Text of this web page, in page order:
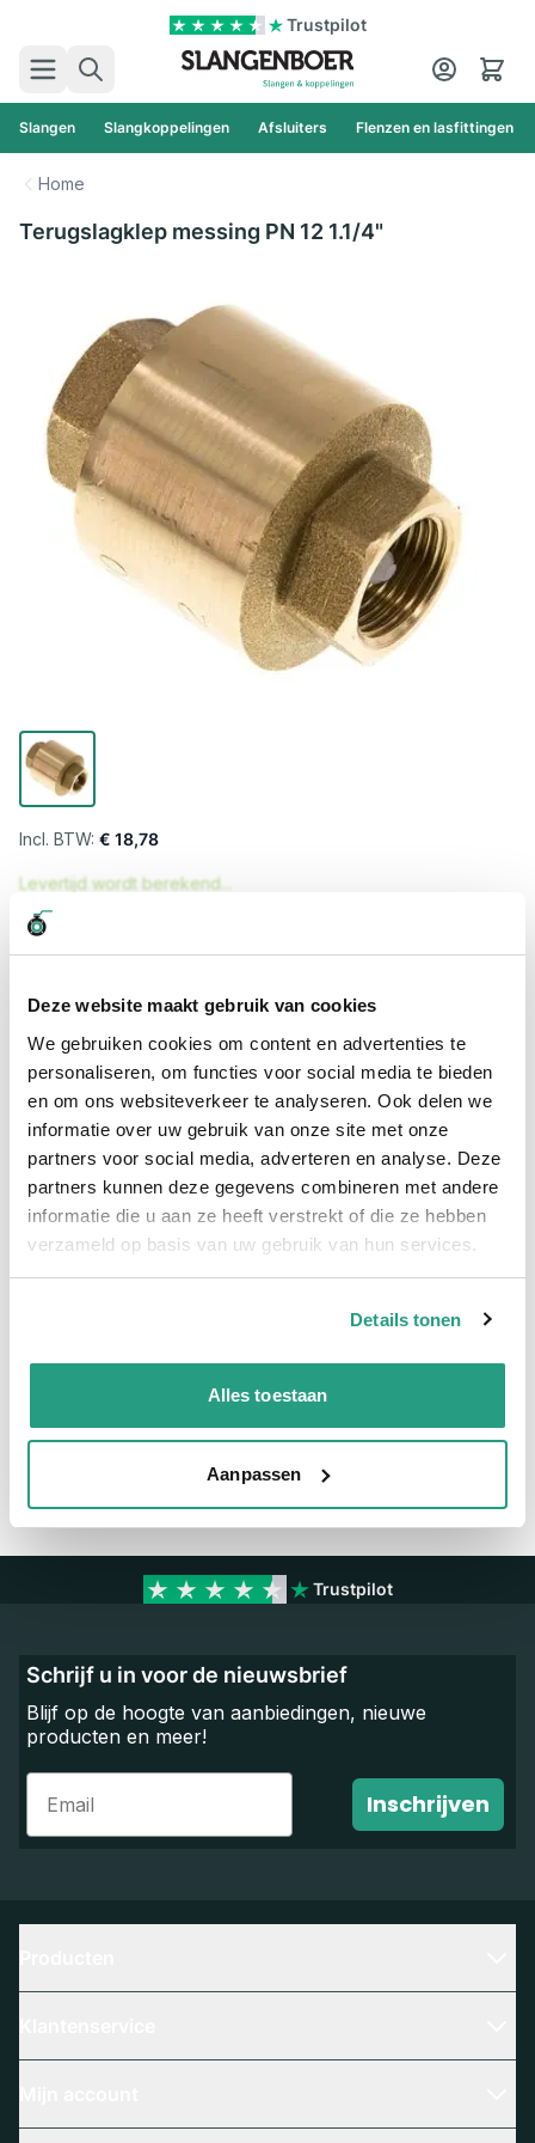
Deze website maakt gebruik van cookies
We gebruiken cookies om content en advertenties te
personaliseren, om functies voor social media te bieden
en om ons websiteverkeer te analyseren. Ook delen we
informatie over uw gebruik van onze site met onze
partners voor social media, adverteren en analyse. Deze
partners kunnen deze gegevens combineren met andere
informatie die u aan ze heeft verstrekt of die ze hebben
verzameld op basis van uw gebruik van hun services.
Details tonen
Alles toestaan
Aanpassen
Trustpilot
Zoek
Cart
Slangen Slangkoppelingen Afsluiters Flenzen en lasfittingen
Home
Terugslagklep messing PN 12 1.1/4"
€ 18,78
Levertijd wordt berekend...
Hoge klantbeoordelingen: 9/10
Snelle levering
Snel naar
Meer informatie
Meer informatie
Maatvoering koppeling
We zijn beschikbaar van ma t/m vr van 08:00 tot 17:00 uur.
Neem contact met ons op
Trustpilot
Schrijf u in voor de nieuwsbrief
Blijf op de hoogte van aanbiedingen, nieuwe
producten en meer!
Email
Inschrijven